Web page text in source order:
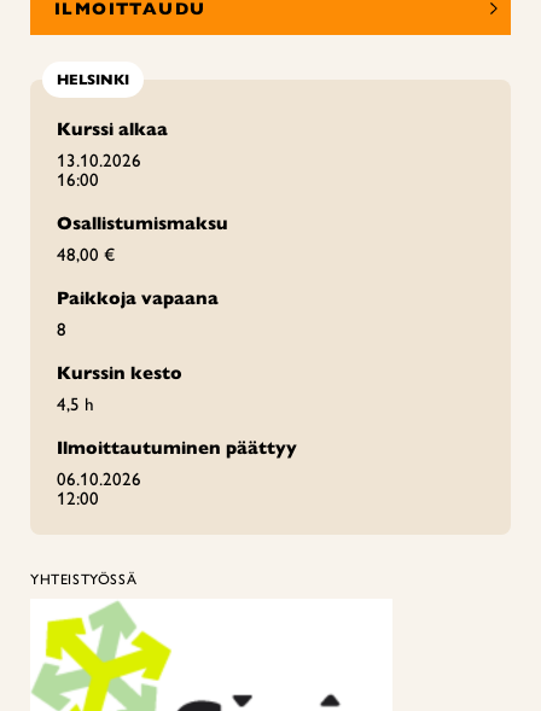
ILMOITTAUDU
HELSINKI
Kurssi alkaa
13.10.2026
16:00
Osallistumismaksu
48,00 €
Paikkoja vapaana
8
Kurssin kesto
4,5 h
Ilmoittautuminen päättyy
06.10.2026
12:00
YHTEISTYÖSSÄ